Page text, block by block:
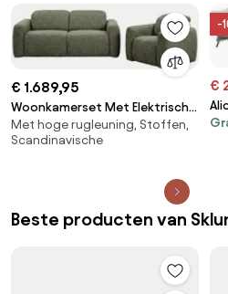
Branson Wit Gardenia - Bruin
Acacia - Sklum
€ 1.689,95
Woonkamerset Met Elektrisch
Verstelbare 2-zitsbank En
Gestoffeerde Fauteuil Peggy
Met hoge rugleuning, Stoffen,
Scandinavische
-
€
Beste producten van